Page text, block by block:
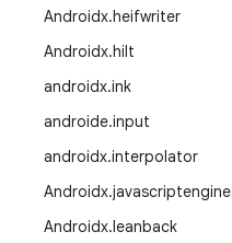
Androidx.heifwriter
Androidx.hilt
androidx.ink
androide.input
androidx.interpolator
Androidx.javascriptengine
Androidx.leanback